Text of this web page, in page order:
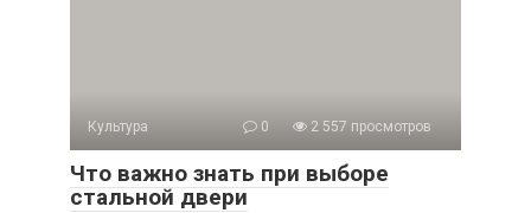
Культура 0 2 557 просмотров
Что важно знать при выборе
стальной двери